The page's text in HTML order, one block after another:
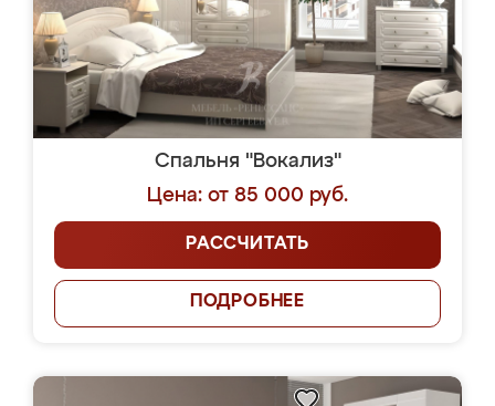
Спальня "Вокализ"
Цена: от 85 000 руб.
РАССЧИТАТЬ
ПОДРОБНЕЕ